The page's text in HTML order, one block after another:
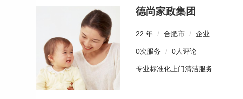
德尚家政集团
22 年 / 合肥市 / 企业
0次服务 / 0人评论
专业标准化上门清洁服务